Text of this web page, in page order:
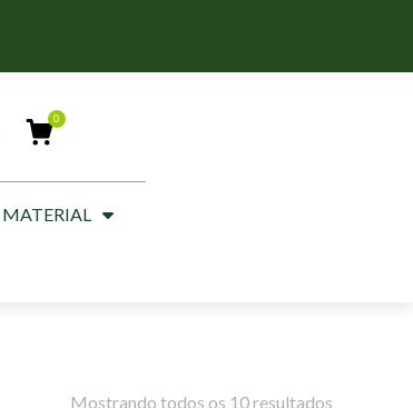
MATERIAL
Mostrando todos os 10 resultados